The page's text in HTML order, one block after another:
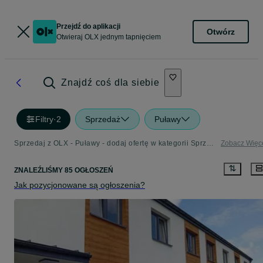
Przejdź do aplikacji
Otwieraj OLX jednym tapnięciem
Otwórz
Znajdź coś dla siebie
Filtry·2 Sprzedaż Puławy
Sprzedaj z OLX - Puławy - dodaj ofertę w kategorii Sprzedaż Zobacz
ZNALEŹLIŚMY 85 OGŁOSZEŃ
Jak pozycjonowane są ogłoszenia?